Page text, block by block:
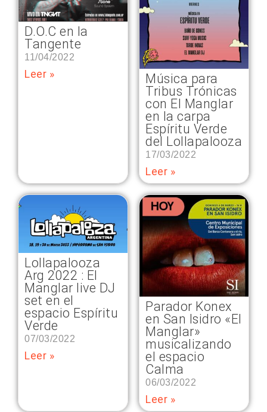
D.O.C en la
Tangente
11/04/2022
Leer »
Música para
Tribus Trónicas
con El Manglar
en la carpa
Espíritu Verde
del Lollapalooza
17/03/2022
Leer »
Lollapalooza
Arg 2022 : El
Manglar live DJ
set en el
espacio Espíritu
Verde
07/03/2022
Leer »
Parador Konex
en San Isidro «El
Manglar»
musicalizando
el espacio
Calma
06/03/2022
Leer »